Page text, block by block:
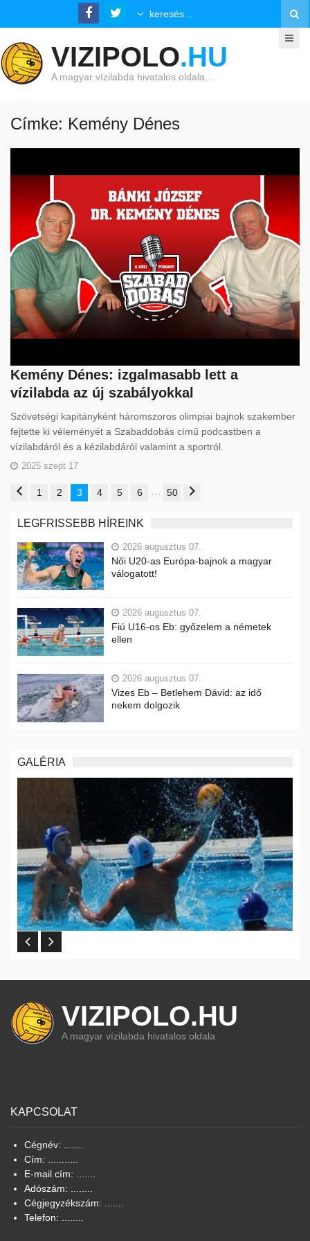
VIZIPOLO.HU
A magyar vízilabda hivatalos oldala…
Címke: Kemény Dénes
Kemény Dénes: izgalmasabb lett a
vízilabda az új szabályokkal
Szövetségi kapitányként háromszoros olimpiai bajnok szakember
fejtette ki véleményét a Szabaddobás című podcastben a
vízilabdáról és a kézilabdáról valamint a sportról.
2025 szept 17
1 2 3 4 5 6 50
LEGFRISSEBB HÍREINK
2026 augusztus 07.
Női U20-as Európa-bajnok a magyar
válogatott!
2026 augusztus 07.
Fiú U16-os Eb: győzelem a németek
ellen
2026 augusztus 07.
Vizes Eb – Betlehem Dávid: az idő
nekem dolgozik
GALÉRIA
VIZIPOLO.HU
A magyar vízilabda hivatalos oldala
KAPCSOLAT
Cégnév: .......
Cím: ...........
E-mail cím: .......
Adószám: ........
Cégjegyzékszám: .......
Telefon: ........